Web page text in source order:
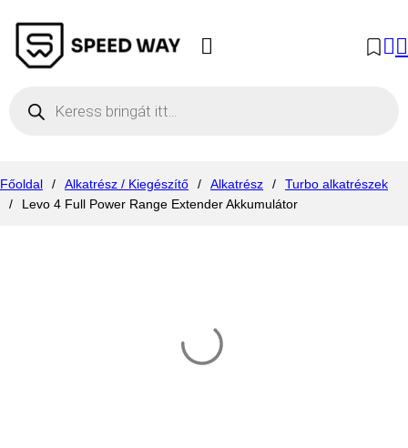
Főoldal / Alkatrész / Kiegészítő / Alkatrész /
Turbo alkatrészek
/
Levo 4 Full Power Range Extender Akkumulátor